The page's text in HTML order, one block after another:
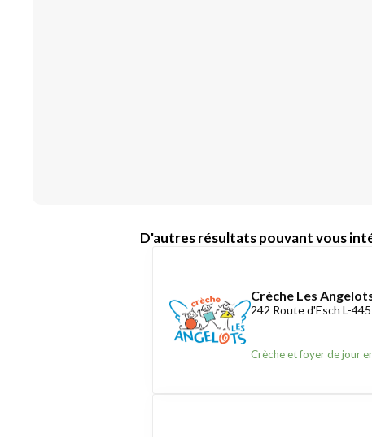
D'autres résultats pouvant vous
Crèche Les
242 Route d'Esch L-
Crèche et foyer de jour